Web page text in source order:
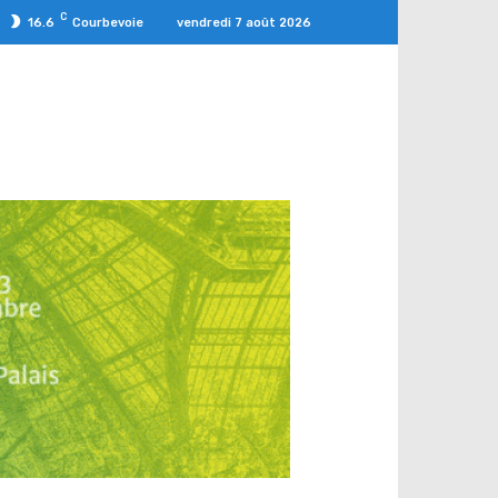
16.6 C Courbevoie vendredi 7 août 2026